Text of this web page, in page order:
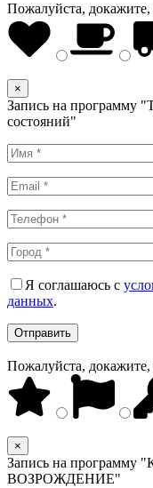
Пожалуйста,
×
Запись на программу
состояний"
Я соглашаюсь с
данных.
Пожалуйста,
×
Запись на
ВОЗРОЖДЕНИЕ"